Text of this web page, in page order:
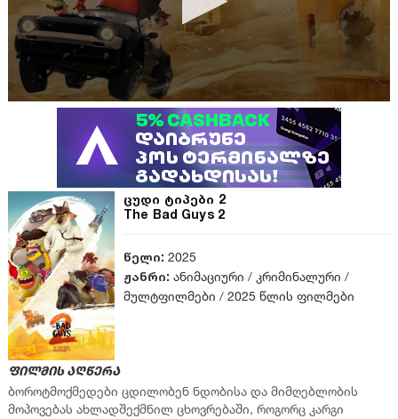
ცუდი ტიპები 2
The Bad Guys 2
წელი: 2025
ჟანრი: ანიმაციური / კრიმინალური /
მულტფილმები / 2025 წლის ფილმები
ფილმის აღწერა
ბოროტმოქმედები ცდილობენ ნდობისა და მიმღებლობის
მოპოვებას ახლადშექმნილ ცხოვრებაში, როგორც კარგი